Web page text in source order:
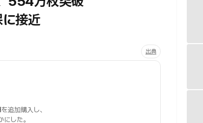
接近
出典
を追加購入し、
にした。